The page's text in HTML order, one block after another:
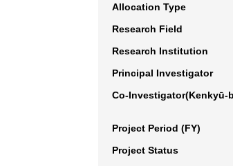
Allocation Type
Research Field
Research Institution
Principal Investigator
Co-Investigator(Kenkyū-
Project Period (FY)
Project Status